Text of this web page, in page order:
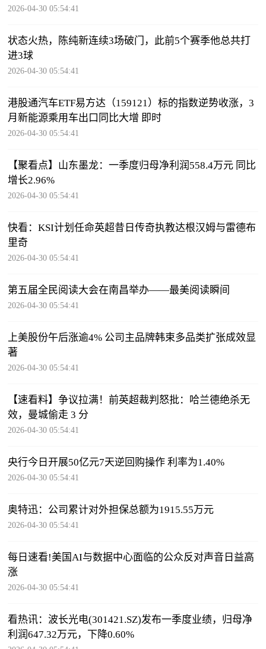
2026-04-30 05:54:41
状态火热，陈纯新连续3场破门，此前5个赛季他总共打
进3球
2026-04-30 05:54:41
港股通汽车ETF易方达（159121）标的指数逆势收涨，3
月新能源乘用车出口同比大增 即时
2026-04-30 05:54:41
【聚看点】山东墨龙：一季度归母净利润558.4万元 同比
增长2.96%
2026-04-30 05:54:41
快看：KSI计划任命英超昔日传奇执教达根汉姆与雷德布
里奇
2026-04-30 05:54:41
第五届全民阅读大会在南昌举办——最美阅读瞬间
2026-04-30 05:54:41
上美股份午后涨逾4% 公司主品牌韩束多品类扩张成效显
著
2026-04-30 05:54:41
【速看料】争议拉满！前英超裁判怒批：哈兰德绝杀无
效，曼城偷走 3 分
2026-04-30 05:54:41
央行今日开展50亿元7天逆回购操作 利率为1.40%
2026-04-30 05:54:41
奥特迅：公司累计对外担保总额为1915.55万元
2026-04-30 05:54:41
每日速看!美国AI与数据中心面临的公众反对声音日益高
涨
2026-04-30 05:54:41
看热讯：波长光电(301421.SZ)发布一季度业绩，归母净
利润647.32万元，下降0.60%